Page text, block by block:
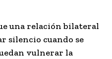
una relación bilateral
silencio cuando se
vulnerar la